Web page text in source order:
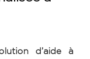
d’aide à